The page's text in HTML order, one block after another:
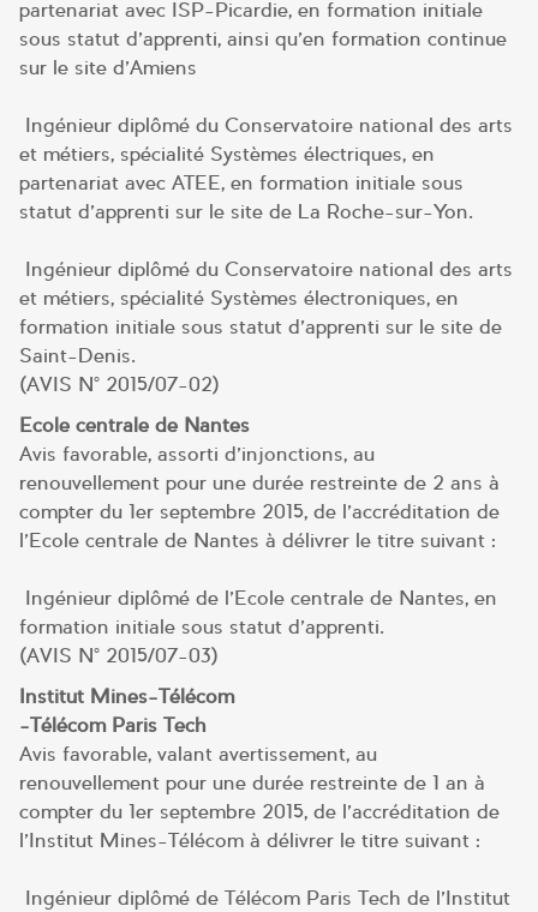
partenariat avec ISP-Picardie, en formation initiale
sous statut d’apprenti, ainsi qu’en formation continue
sur le site d’Amiens
Ingénieur diplômé du Conservatoire national des arts
et métiers, spécialité Systèmes électriques, en
partenariat avec ATEE, en formation initiale sous
statut d’apprenti sur le site de La Roche-sur-Yon.
Ingénieur diplômé du Conservatoire national des arts
et métiers, spécialité Systèmes électroniques, en
formation initiale sous statut d’apprenti sur le site de
Saint-Denis.
(AVIS N° 2015/07-02)
Ecole centrale de Nantes
Avis favorable, assorti d’injonctions, au
renouvellement pour une durée restreinte de 2 ans à
compter du 1er septembre 2015, de l’accréditation de
l’Ecole centrale de Nantes à délivrer le titre suivant :
Ingénieur diplômé de l’Ecole centrale de Nantes, en
formation initiale sous statut d’apprenti.
(AVIS N° 2015/07-03)
Institut Mines-Télécom
-Télécom Paris Tech
Avis favorable, valant avertissement, au
renouvellement pour une durée restreinte de 1 an à
compter du 1er septembre 2015, de l’accréditation de
l’Institut Mines-Télécom à délivrer le titre suivant :
Ingénieur diplômé de Télécom Paris Tech de l’Institut